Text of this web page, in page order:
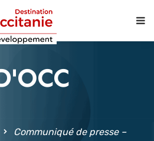
Communiqué de presse –